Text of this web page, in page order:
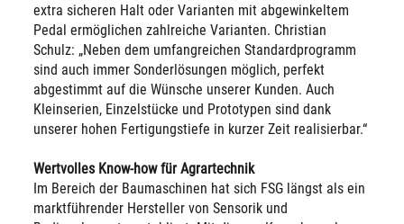
extra sicheren Halt oder Varianten mit abgewinkeltem
Pedal ermöglichen zahlreiche Varianten. Christian
Schulz: „Neben dem umfangreichen Standardprogramm
sind auch immer Sonderlösungen möglich, perfekt
abgestimmt auf die Wünsche unserer Kunden. Auch
Kleinserien, Einzelstücke und Prototypen sind dank
unserer hohen Fertigungstiefe in kurzer Zeit realisierbar.“
Wertvolles Know-how für Agrartechnik
Im Bereich der Baumaschinen hat sich FSG längst als ein
marktführender Hersteller von Sensorik und